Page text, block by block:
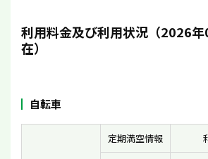
利用料金及び利用状況（2026
在）
自転車
定期満空情報